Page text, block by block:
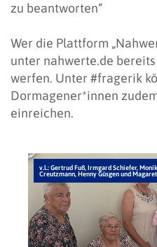
zu beantworten“
Wer die Plattform
unter nahwerte.de
werfen. Unter #fragerik
Dormagener*innen
einreichen.
v.l.: Gertrud Fuß, Irmgard Schiefer,
Creutzmann, Henny Güsgen und